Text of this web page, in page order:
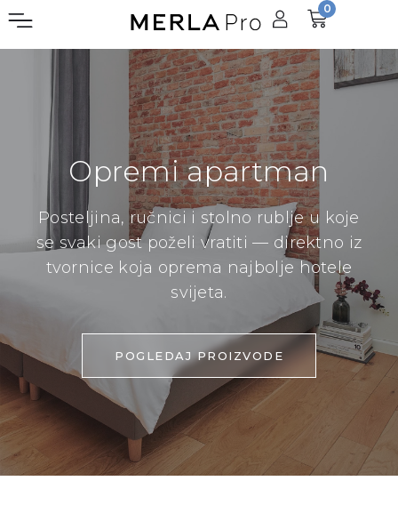
0
Opremi apartman
Posteljina, ručnici i stolno rublje u koje
se svaki gost poželi vratiti — direktno iz
tvornice koja oprema najbolje hotele
svijeta.
POGLEDAJ PROIZVODE